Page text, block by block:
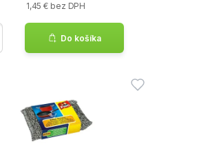
1,45 € bez DPH
Do košíka